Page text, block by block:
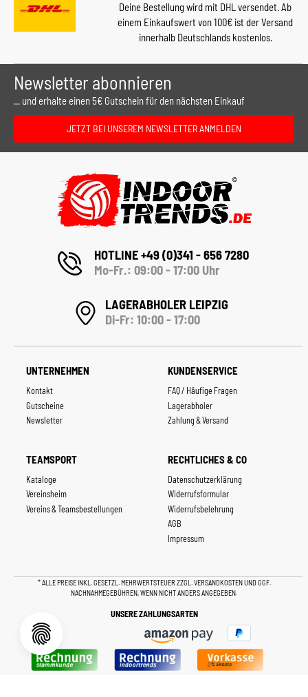
Deine Bestellung wird mit DHL versendet. Ab
einem Einkaufswert von 100€ ist der Versand
innerhalb Deutschlands kostenlos.
Newsletter abonnieren
... und erhalte einen 5€ Gutschein für den nächsten Einkauf
JETZT BEI UNSEREM NEWSLETTER ANMELDEN
HOTLINE +49 (0)341 - 656 7280
Mo-Fr.: 09:00 - 17:00 Uhr
LAGERABHOLER LEIPZIG
Di-Fr: 10:00 - 17:00
UNTERNEHMEN
Kontakt
Gutscheine
Newsletter
KUNDENSERVICE
FAQ / Häufige Fragen
Lagerabholer
Zahlung & Versand
TEAMSPORT
Kataloge
Vereinsheim
Vereins & Teamsbestellungen
RECHTLICHES & CO
Datenschutzerklärung
Widerrufsformular
Widerrufsbelehrung
AGB
Impressum
* ALLE PREISE INKL. GESETZL. MEHRWERTSTEUER ZZGL.VERSANDKOSTENUND GGF.
NACHNAHMEGEBÜHREN, WENN NICHT ANDERS ANGEGEBEN.
UNSERE ZAHLUNGSARTEN